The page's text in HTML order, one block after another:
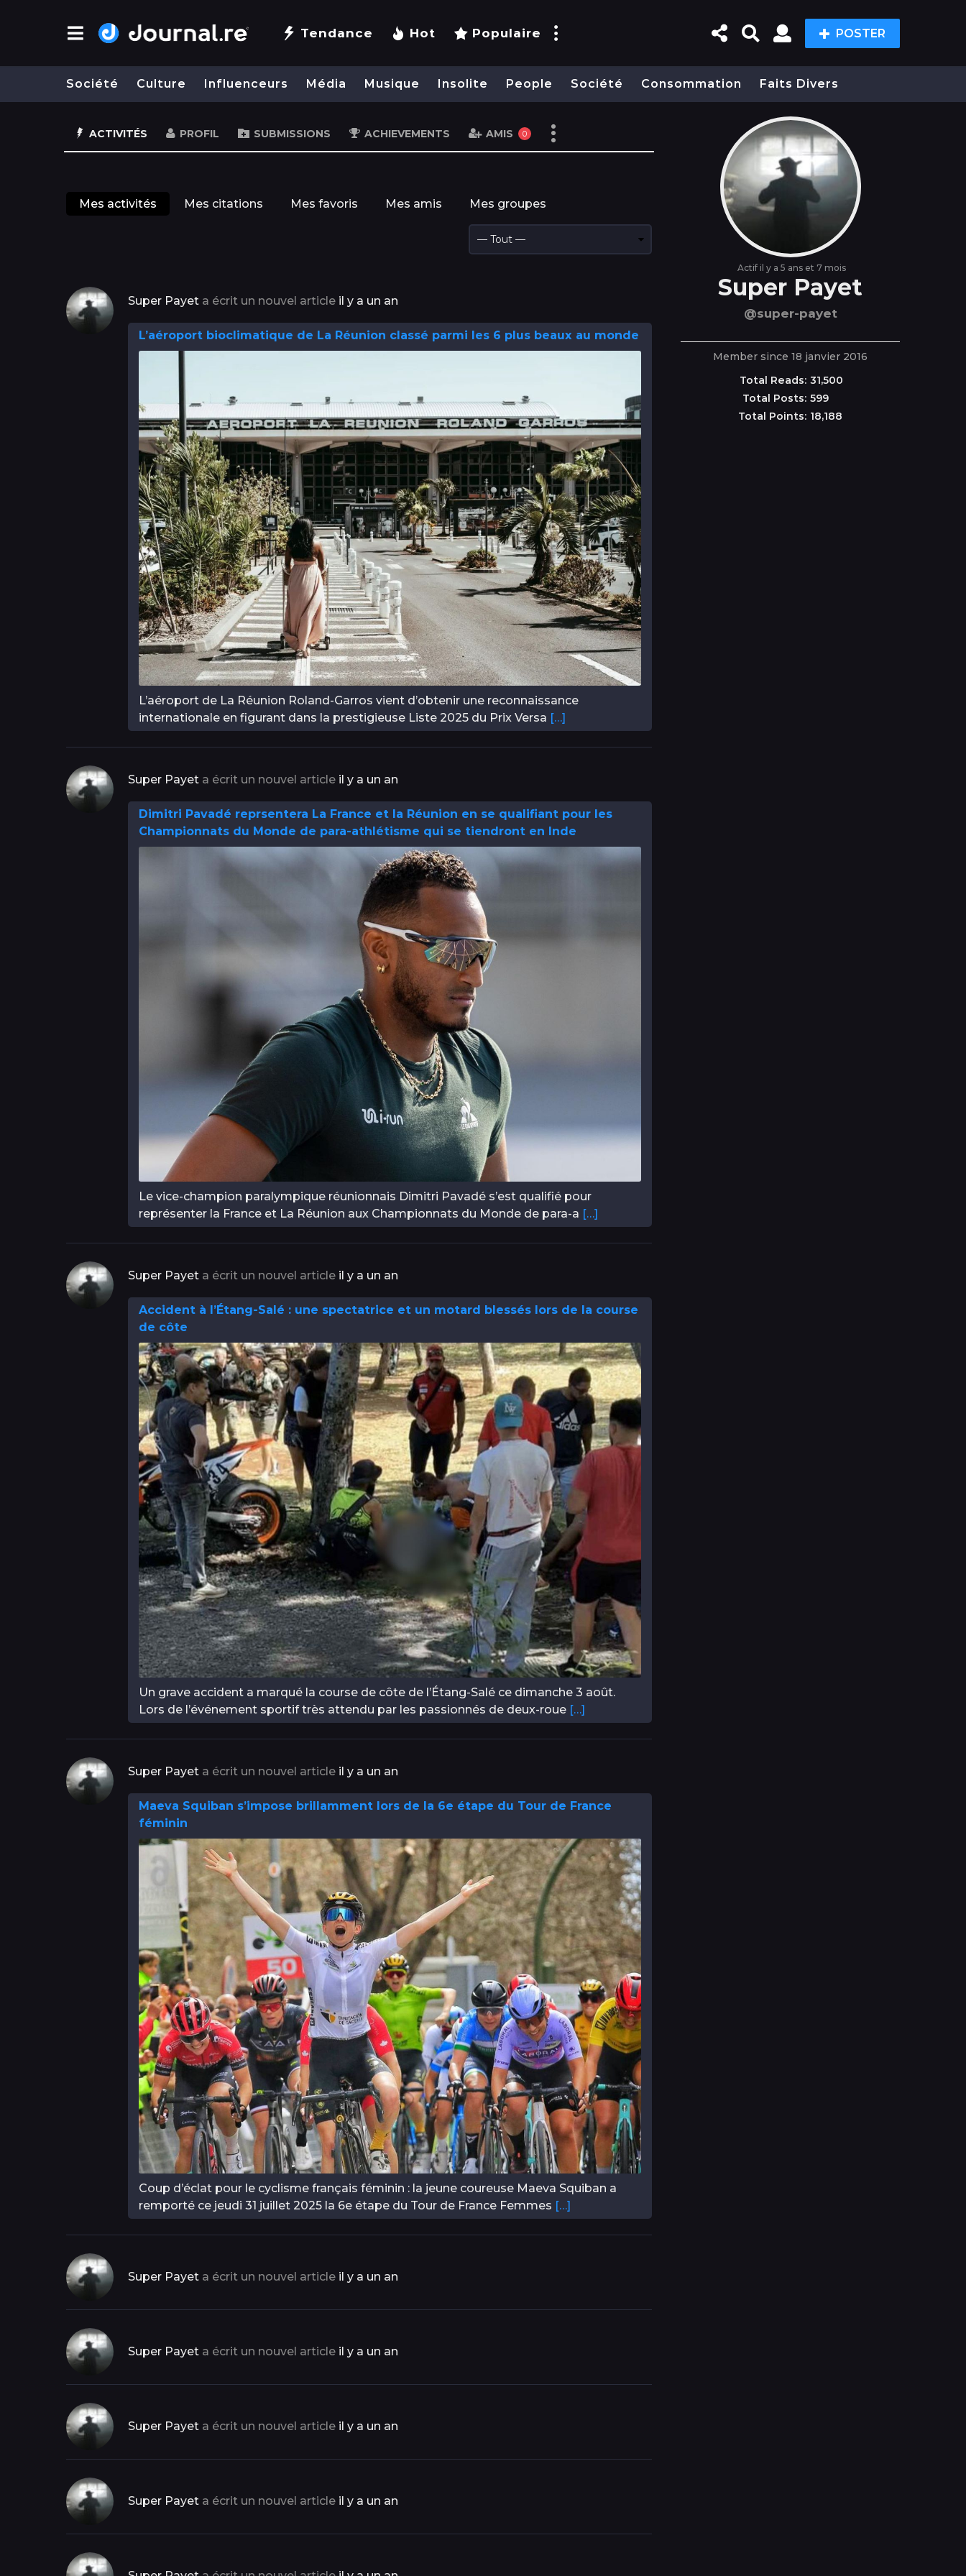
Tendance Hot Populaire POSTER
Société Culture Influenceurs Média Musique Insolite People Société Consommation Faits Divers
Actif il y a 5 ans et 7 mois
Super Payet
@super-payet
Member since 18 janvier 2016
Total Reads: 31,500
Total Posts: 599
Total Points: 18,188
ACTIVITÉS PROFIL SUBMISSIONS ACHIEVEMENTS AMIS 0
Mes activités Mes citations Mes favoris Mes amis Mes groupes
Super Payet a écrit un nouvel article il y a un an
L’aéroport bioclimatique de La Réunion classé parmi les 6 plus beaux au monde
L’aéroport de La Réunion Roland-Garros vient d’obtenir une reconnaissance
internationale en figurant dans la prestigieuse Liste 2025 du Prix Versa […]
Super Payet a écrit un nouvel article il y a un an
Dimitri Pavadé reprsentera La France et la Réunion en se qualifiant pour les
Championnats du Monde de para-athlétisme qui se tiendront en Inde
Le vice-champion paralympique réunionnais Dimitri Pavadé s’est qualifié pour
représenter la France et La Réunion aux Championnats du Monde de para-a […]
Super Payet a écrit un nouvel article il y a un an
Accident à l’Étang-Salé : une spectatrice et un motard blessés lors de la course
de côte
Un grave accident a marqué la course de côte de l’Étang-Salé ce dimanche 3 août.
Lors de l’événement sportif très attendu par les passionnés de deux-roue […]
Super Payet a écrit un nouvel article il y a un an
Maeva Squiban s’impose brillamment lors de la 6e étape du Tour de France
féminin
Coup d’éclat pour le cyclisme français féminin : la jeune coureuse Maeva Squiban a
remporté ce jeudi 31 juillet 2025 la 6e étape du Tour de France Femmes […]
Super Payet a écrit un nouvel article il y a un an
Super Payet a écrit un nouvel article il y a un an
Super Payet a écrit un nouvel article il y a un an
Super Payet a écrit un nouvel article il y a un an